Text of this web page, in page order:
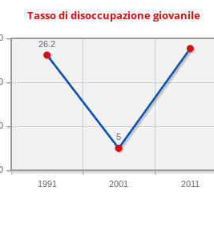
Tasso di disoccupazione giovanile
1991 2001 2011
5
26.2